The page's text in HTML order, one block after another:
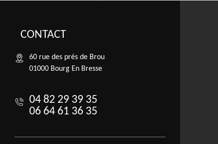
CONTACT
60 rue des prés de Brou
01000 Bourg En Bresse
04 82 29 39 35
06 64 61 36 35